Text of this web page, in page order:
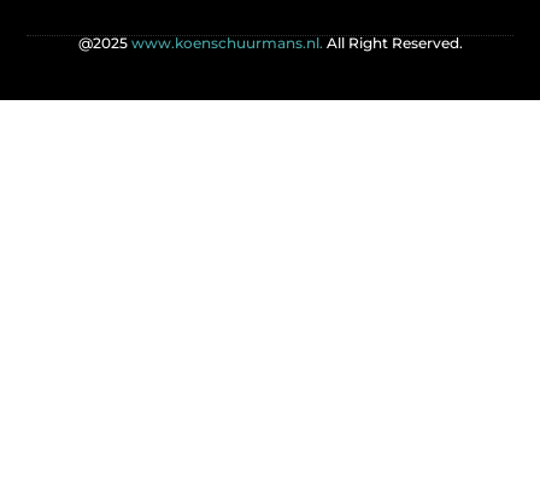
@2025 www.koenschuurmans.nl. All Right Reserved.